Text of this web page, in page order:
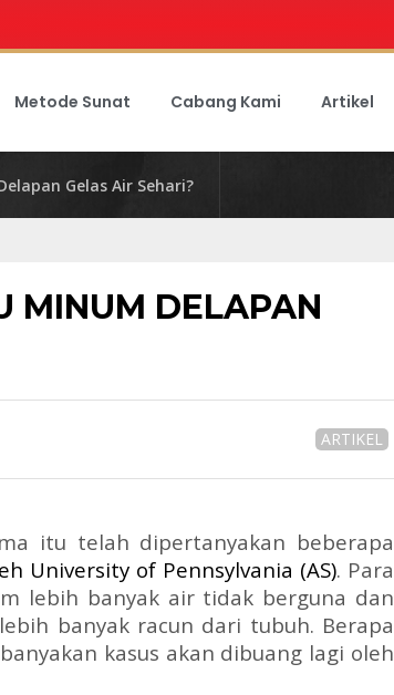
Metode Sunat Cabang Kami Artikel
Gelas Air Sehari?
MINUM DELAPAN
ARTIKEL
itu telah dipertanyakan beberapa
University of Pennsylvania (AS). Para
lebih banyak air tidak berguna dan
banyak racun dari tubuh. Berapa
kasus akan dibuang lagi oleh